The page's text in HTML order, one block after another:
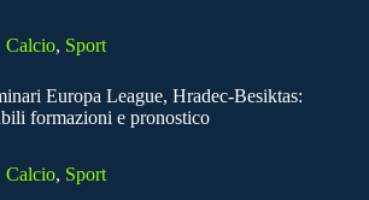
Calcio, Sport
Europa League, Hradec-Besiktas:
formazioni e pronostico
Calcio, Sport